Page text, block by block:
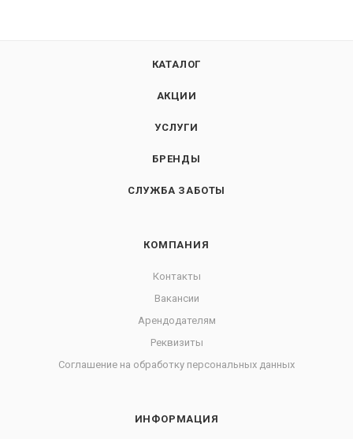
КАТАЛОГ
АКЦИИ
УСЛУГИ
БРЕНДЫ
СЛУЖБА ЗАБОТЫ
КОМПАНИЯ
Контакты
Вакансии
Арендодателям
Реквизиты
Соглашение на обработку персональных данных
ИНФОРМАЦИЯ